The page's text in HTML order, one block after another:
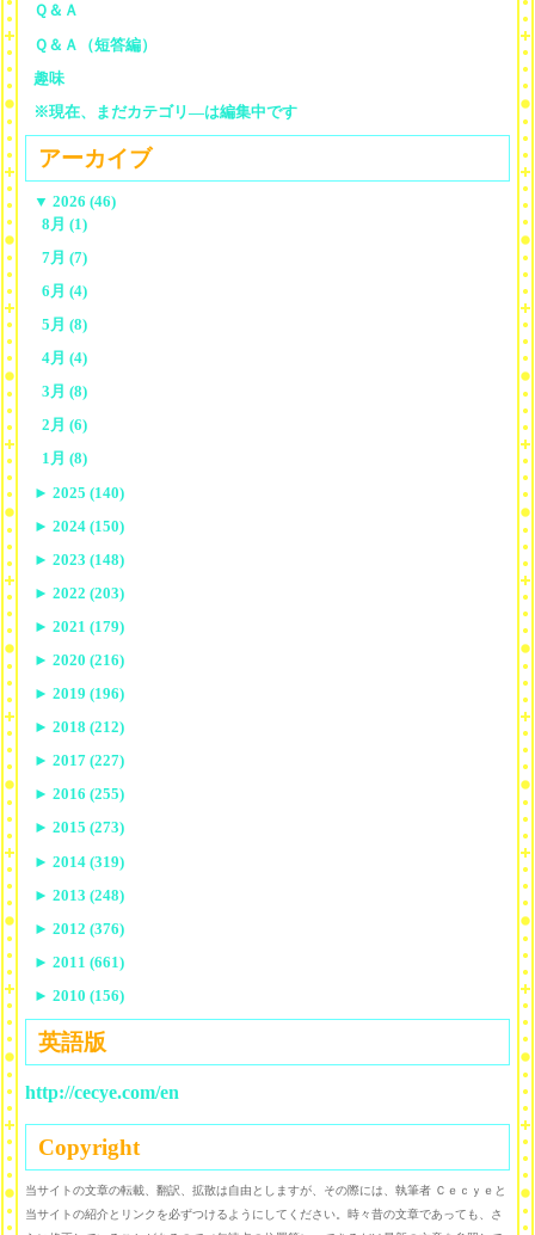
Ｑ＆Ａ
Ｑ＆Ａ（短答編）
趣味
※現在、まだカテゴリ—は編集中です
アーカイブ
▼ 2026 (46)
8月 (1)
7月 (7)
6月 (4)
5月 (8)
4月 (4)
3月 (8)
2月 (6)
1月 (8)
► 2025 (140)
► 2024 (150)
► 2023 (148)
► 2022 (203)
► 2021 (179)
► 2020 (216)
► 2019 (196)
► 2018 (212)
► 2017 (227)
► 2016 (255)
► 2015 (273)
► 2014 (319)
► 2013 (248)
► 2012 (376)
► 2011 (661)
► 2010 (156)
英語版
http://cecye.com/en
Copyright
当サイトの文章の転載、翻訳、拡散は自由としますが、その際には、執筆者 Ｃｅｃｙｅと
当サイトの紹介とリンクを必ずつけるようにしてください。時々昔の文章であっても、さ